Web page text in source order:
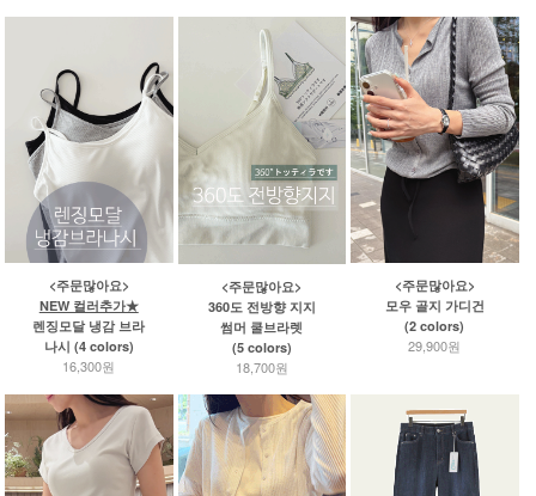
<주문많아요>
NEW 컬러추가★
렌징모달 냉감 브라
나시 (4 colors)
16,300원
<주문많아요>
360도 전방향 지지
썸머 쿨브라렛
(5 colors)
18,700원
<주문많아요>
모우 골지 가디건
(2 colors)
29,900원